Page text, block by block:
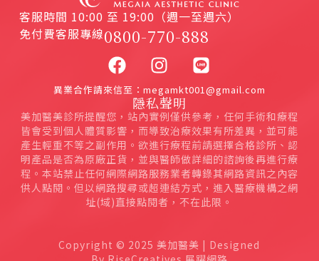
客服時間 10:00 至 19:00（週一至週六）
免付費客服專線0800-770-888
異業合作請來信至：megamkt001@gmail.com
隱私聲明
美加醫美診所提醒您，站內實例僅供參考，任何手術和療程
皆會受到個人體質影響，而導致治療效果有所差異，並可能
產生輕重不等之副作用。欲進行療程前請選擇合格診所、認
明產品是否為原廠正貨，並與醫師做詳細的諮詢後再進行療
程。本站禁止任何網際網路服務業者轉錄其網路資訊之內容
供人點閱。但以網路搜尋或超連結方式，進入醫療機構之網
址(域)直接點閱者，不在此限。
Copyright © 2025 美加醫美 | Designed